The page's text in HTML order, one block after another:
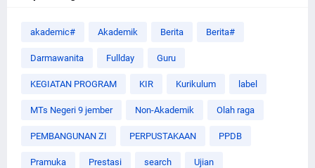
akademic# Akademik Berita Berita#
Darmawanita Fullday Guru
KEGIATAN PROGRAM KIR Kurikulum label
MTs Negeri 9 jember Non-Akademik Olah raga
PEMBANGUNAN ZI PERPUSTAKAAN PPDB
Pramuka Prestasi search Ujian